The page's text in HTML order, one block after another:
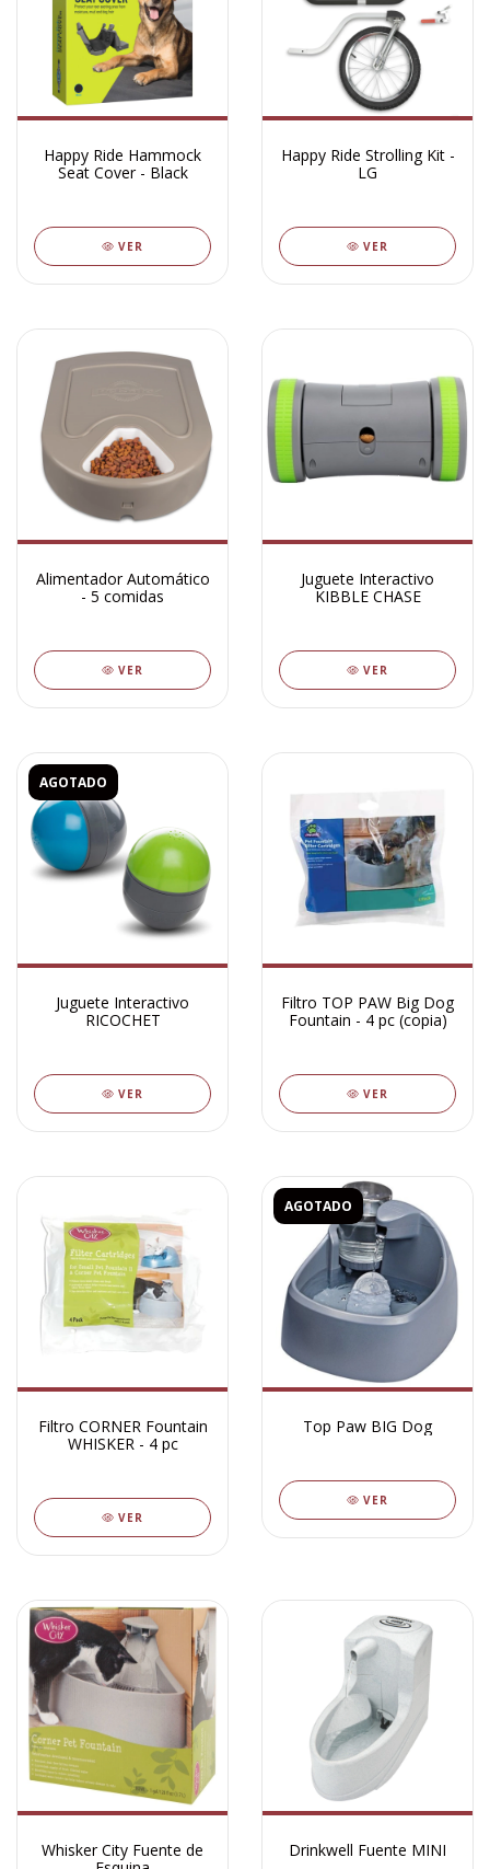
Happy Ride Hammock
Seat Cover - Black
VER
Happy Ride Strolling Kit -
LG
VER
Alimentador Automático
- 5 comidas
VER
Juguete Interactivo
KIBBLE CHASE
VER
AGOTADO
Juguete Interactivo
RICOCHET
VER
Filtro TOP PAW Big Dog
Fountain - 4 pc (copia)
VER
Filtro CORNER Fountain
WHISKER - 4 pc
VER
AGOTADO
Top Paw BIG Dog
VER
Whisker City Fuente de
Drinkwell Fuente MINI